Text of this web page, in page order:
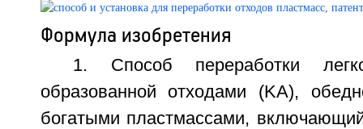
Формула изобретения
1. Способ переработки
образованной отходами (KА),
богатыми пластмассами,